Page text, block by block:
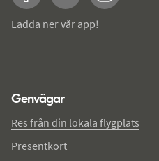
Ladda ner vår app!
Genvägar
Res från din lokala flygplats
Presentkort